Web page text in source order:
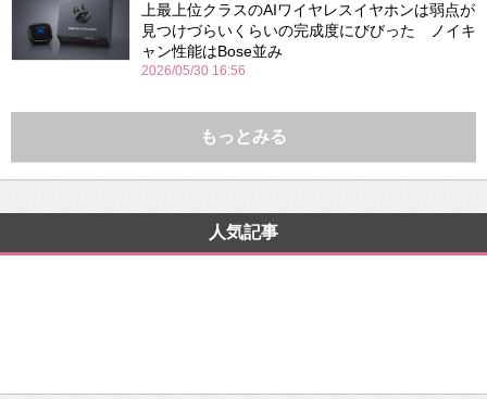
上最上位クラスのAIワイヤレスイヤホンは弱点が
見つけづらいくらいの完成度にびびった ノイキ
ャン性能はBose並み
2026/05/30 16:56
もっとみる
人気記事